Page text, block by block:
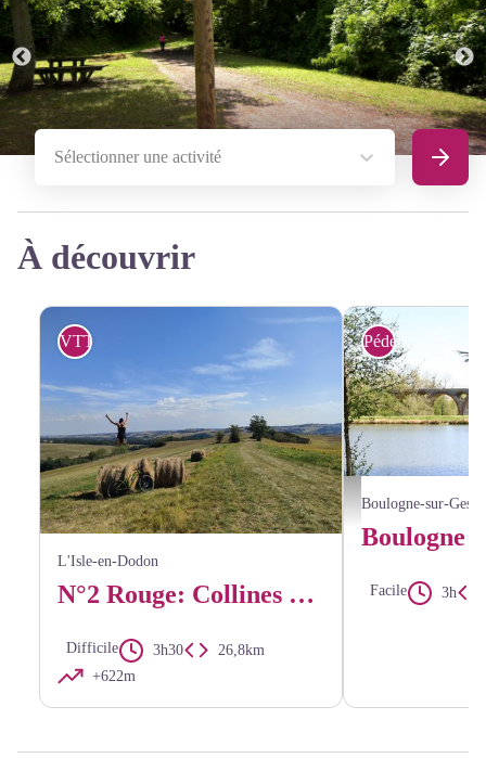
Sélectionner une activité
À découvrir
VTT
L'Isle-en-Dodon
N°2 Rouge: Collines du Tezar et des Tucos
Difficile 3h30
26,8km
+622m
CC Coeur & Coteaux
Pédestre
Boulogne-sur-Gesse
Facile 3h